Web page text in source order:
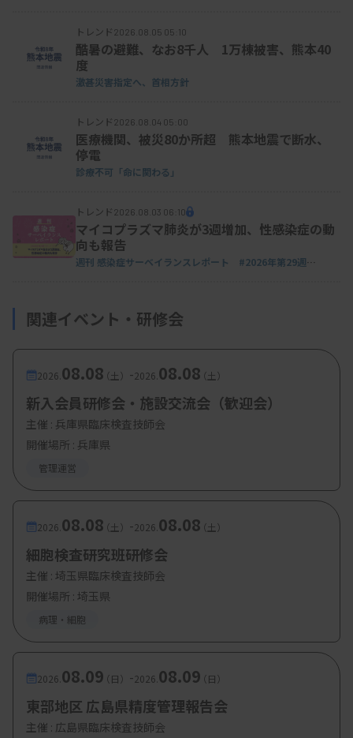
トレンド 2026.08.05 05:10
酷暑の避難、なお8千人 1万棟被害、熊本40
度
激甚災害指定へ、首相方針
トレンド 2026.08.04 05:00
医療機関、被災80か所超 熊本地震で断水、
停電
診療不可「命に関わる」
トレンド 2026.08.03 06:10
マイコプラズマ肺炎が3週増加、性感染症の動
向も報告
週刊 感染症サーベイランスレポート #2026年第29週
関連イベント・研修会
2026. 08.08（土） -2026. 08.08（土）
新入会員研修会・施設交流会（歓迎会）
主催 : 兵庫県臨床検査技師会
開催場所 : 兵庫県
管理運営
2026. 08.08（土） -2026. 08.08（土）
細胞検査研究班研修会
主催 : 埼玉県臨床検査技師会
開催場所 : 埼玉県
病理・細胞
2026. 08.09（日） -2026. 08.09（日）
東部地区 広島県精度管理報告会
主催 : 広島県臨床検査技師会